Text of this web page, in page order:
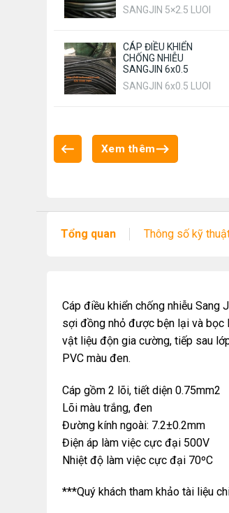
SANGJIN 5×2.5 LUOI
CÁP ĐIỀU KHIỂN
CHỐNG NHIỄU
SANGJIN 6x0.5
SANGJIN 6x0.5 LUOI
Xem thêm
Tổng quan Thông số kỹ
Cáp điều khiển chống nhiễu Sang
sợi đồng nhỏ được bện lại và bọc
vật liệu độn gia cường, tiếp sau
PVC màu đen.
Cáp gồm 2 lõi, tiết diện 0.75mm2
Lõi màu trắng, đen
Đường kính ngoài: 7.2±0.2mm
Điện áp làm việc cực đại 500V
Nhiệt độ làm việc cực đại 70ºC
***Quý khách tham khảo tài liệu